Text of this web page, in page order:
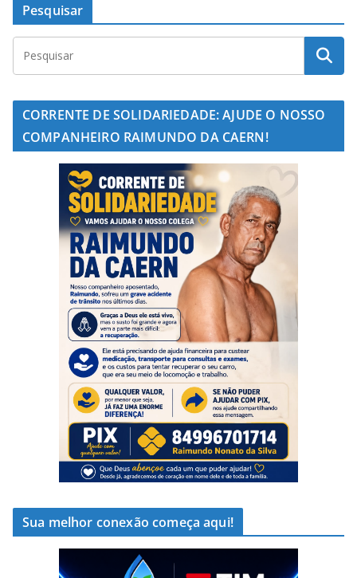
Pesquisar
CORRENTE DE SOLIDARIEDADE: AJUDE O NOSSO
COMPANHEIRO RAIMUNDO DA CAERN!
Sua melhor conexão começa aqui!